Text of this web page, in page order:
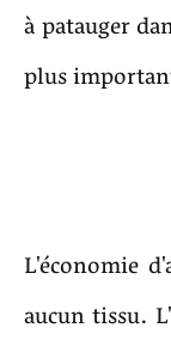
à patauger
plus
L'économie
aucun tissu.